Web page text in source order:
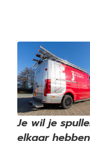
Je wil je
elkaar